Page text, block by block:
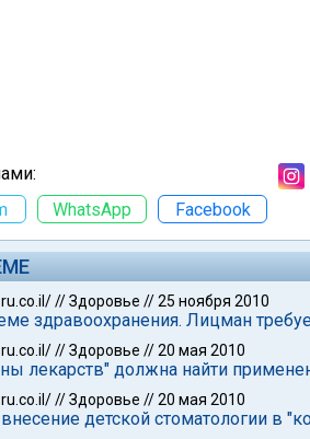
WhatsApp Facebook
//Здоровье //25 ноября 2010
здравоохранения. Лицман
//Здоровье //20 мая 2010
лекарств" должна найти
//Здоровье //20 мая 2010
детской стоматологии в